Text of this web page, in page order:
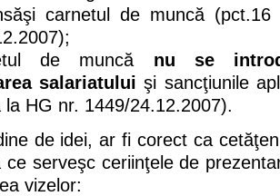
carnetul de muncă
de muncă nu se
salariatului şi sancţiunile
la HG nr. 1449/24.12.2007).
de idei, ar fi corect ca
ce serveşc ceriinţele de
vizelor: